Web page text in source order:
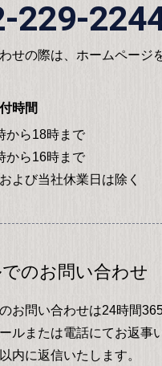
229-
せの際は、ホームページ
時間
から18時まで
から16時まで
よび当社休業日は除く
でのお問い合わせ
お問い合わせは24時間
ルまたは電話にてお返事
内に返信いたします。